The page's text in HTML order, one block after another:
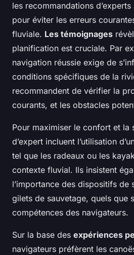
les recommandations
pour éviter les erreurs
fluviale. Les témoignages
planification est cruciale. Par
navigation réussie exige de
conditions spécifiques de la
recommandent de vérifier la
courants, et les obstacles
Pour maximiser le confort et la
d’expert incluent l’utilisation
tel que les radeaux ou les
contexte fluvial. Ils insistent
l’importance des dispositifs de
gilets de sauvetage, quels que
compétences des navigateurs.
Sur la base des expériences
navigateurs préfèrent les